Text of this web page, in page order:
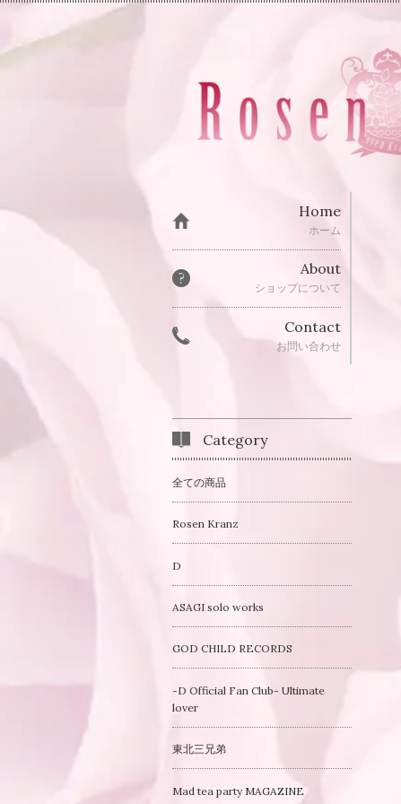
Home
ホーム
About
ショップについて
Contact
お問い合わせ
Category
全ての商品
Rosen Kranz
D
ASAGI solo works
GOD CHILD RECORDS
-D Official Fan Club- Ultimate
lover
東北三兄弟
Mad tea party MAGAZINE